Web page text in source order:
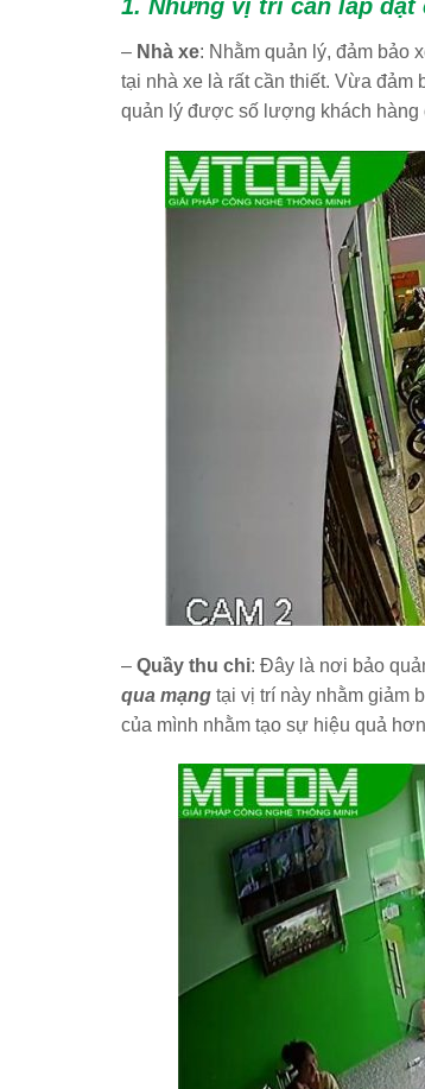
1. Những vị trí cần lắp đặt
– Nhà xe: Nhằm quản lý, đảm bảo
tại nhà xe là rất cần thiết. Vừa
quản lý được số lượng khách hàng
– Quầy thu chi: Đây là nơi bảo
qua mạng tại vị trí này nhằm giảm
của mình nhằm tạo sự hiệu quả